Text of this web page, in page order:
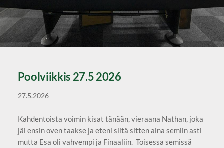
Poolviikkis 27.5 2026
27.5.2026
Kahdentoista voimin kisat tänään, vieraana Nathan, joka
jäi ensin oven taakse ja eteni siitä sitten aina semiin asti
mutta Esa oli vahvempi ja Finaaliin. Toisessa semissä